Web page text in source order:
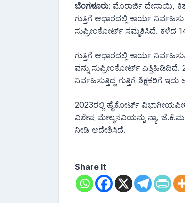
ಬೆಂಗಳೂರು: ಮೊರಾರ್ಜಿ ದೇಸಾಯಿ,
ಗುತ್ತಿಗೆ ಆಧಾರದಲ್ಲಿ ಕಾರ್ಯ
ಸುಪ್ರೀಂಕೋರ್ಟ್ ಸಮ್ಮತಿಸಿದೆ. ಕಳೆದ
ಗುತ್ತಿಗೆ ಆಧಾರದಲ್ಲಿ ಕಾರ್ಯ
ವನ್ನು ಸುಪ್ರೀಂಕೋರ್ಟ್
ನಿರ್ವಹಿಸುತ್ತಿದ್ದ ಗುತ್ತಿಗೆ ಶಿಕ್ಷಕರಿಗೆ
2023ರಲ್ಲಿ ಹೈಕೋರ್ಟ್‌ ವಿಭಾಗೀಯಪೀಠ
ವಿಶೇಷ ಮೇಲ್ಮನವಿಯನ್ನು ನ್ಯಾ.
ನೀಡಿ ಆದೇಶಿಸಿದೆ.
Share It